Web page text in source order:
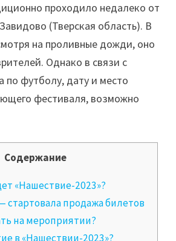
проходило недалеко от
(Тверская область). В
на проливные дожди, оно
Однако в связи с
по футболу, дату и место
фестиваля, возможно
Содержание
«Нашествие-2023»?
стартовала продажа билетов
на мероприятии?
в «Нашествии-2023»?